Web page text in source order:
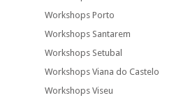
Workshops Porto
Workshops Santarem
Workshops Setubal
Workshops Viana do Castelo
Workshops Viseu